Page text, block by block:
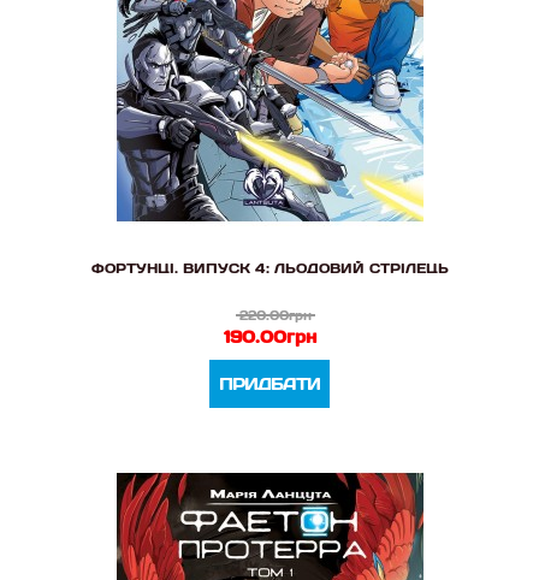
ФОРТУНЦІ. ВИПУСК 4: ЛЬОДОВИЙ СТРІЛЕЦЬ
220.00грн
190.00грн
ПРИДБАТИ